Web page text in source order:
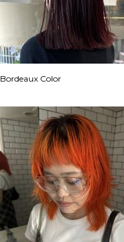
Bordeaux Color